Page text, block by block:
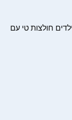
חולצות טי עם